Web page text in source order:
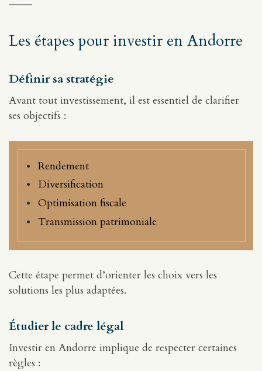
Les étapes pour investir en Andorre
Définir sa stratégie
Avant tout investissement, il est essentiel de clarifier
ses objectifs :
Rendement
Diversification
Optimisation fiscale
Transmission patrimoniale
Cette étape permet d’orienter les choix vers les
solutions les plus adaptées.
Étudier le cadre légal
Investir en Andorre implique de respecter certaines
règles :